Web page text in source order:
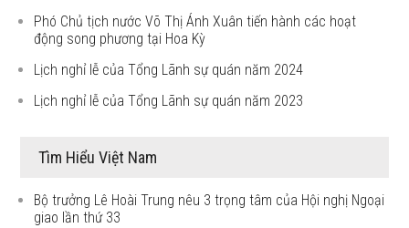
Phó Chủ tịch nước Võ Thị Ánh Xuân tiến hành các hoạt
động song phương tại Hoa Kỳ
Lịch nghỉ lễ của Tổng Lãnh sự quán năm 2024
Lịch nghỉ lễ của Tổng Lãnh sự quán năm 2023
Tìm Hiểu Việt Nam
Bộ trưởng Lê Hoài Trung nêu 3 trọng tâm của Hội nghị Ngoại
giao lần thứ 33